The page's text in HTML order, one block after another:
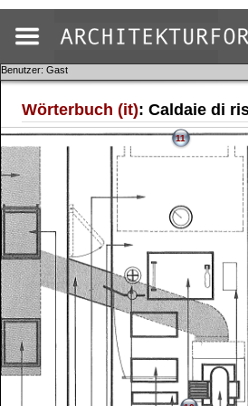
Benutzer: Gast
Wörterbuch (it): Caldaie di
11